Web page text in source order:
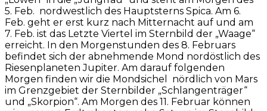
5. Feb. nordwestlich des Hauptsterns Spica. Am 6.
Feb. geht er erst kurz nach Mitternacht auf und am
7. Feb. ist das Letzte Viertel im Sternbild der „Waage“
erreicht. In den Morgenstunden des 8. Februars
befindet sich der abnehmende Mond nordöstlich des
Riesenplaneten Jupiter. Am darauf folgenden
Morgen finden wir die Mondsichel nördlich von Mars
im Grenzgebiet der Sternbilder „Schlangenträger“
und „Skorpion“. Am Morgen des 11. Februar können